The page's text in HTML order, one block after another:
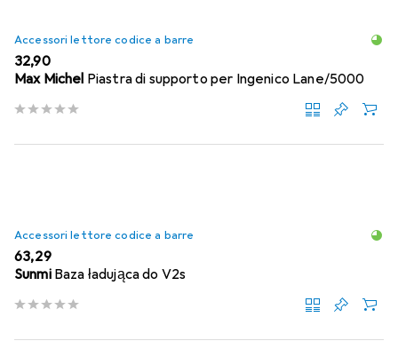
Accessori lettore codice a barre
EUR
32,90
Max Michel Piastra di supporto per Ingenico Lane/5000
Accessori lettore codice a barre
EUR
63,29
Sunmi Baza ładująca do V2s